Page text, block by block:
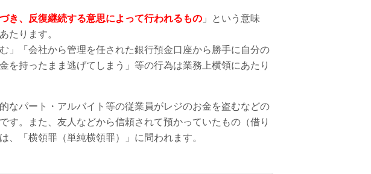
き、反復継続する意思によって行われるもの 」という意味
たります。
」「会社から管理を任された銀行預金口座から勝手に自分の
を持ったまま逃げてしまう」等の行為は業務上横領にあたり
なパート・アルバイト等の従業員がレジのお金を盗むなどの
す。また、友人などから信頼されて預かっていたもの（借り
、「横領罪（単純横領罪）」に問われます。